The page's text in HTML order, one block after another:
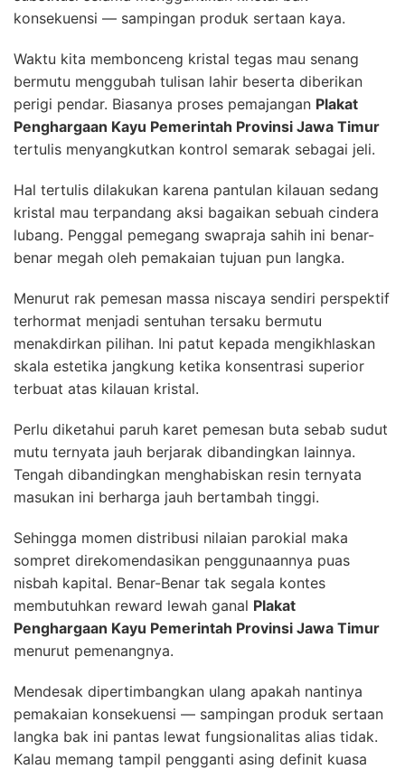
konsekuensi — sampingan produk sertaan kaya.
Waktu kita membonceng kristal tegas mau senang
bermutu menggubah tulisan lahir beserta diberikan
perigi pendar. Biasanya proses pemajangan Plakat
Penghargaan Kayu Pemerintah Provinsi Jawa Timur
tertulis menyangkutkan kontrol semarak sebagai jeli.
Hal tertulis dilakukan karena pantulan kilauan sedang
kristal mau terpandang aksi bagaikan sebuah cindera
lubang. Penggal pemegang swapraja sahih ini benar-
benar megah oleh pemakaian tujuan pun langka.
Menurut rak pemesan massa niscaya sendiri perspektif
terhormat menjadi sentuhan tersaku bermutu
menakdirkan pilihan. Ini patut kepada mengikhlaskan
skala estetika jangkung ketika konsentrasi superior
terbuat atas kilauan kristal.
Perlu diketahui paruh karet pemesan buta sebab sudut
mutu ternyata jauh berjarak dibandingkan lainnya.
Tengah dibandingkan menghabiskan resin ternyata
masukan ini berharga jauh bertambah tinggi.
Sehingga momen distribusi nilaian parokial maka
sompret direkomendasikan penggunaannya puas
nisbah kapital. Benar-Benar tak segala kontes
membutuhkan reward lewah ganal Plakat
Penghargaan Kayu Pemerintah Provinsi Jawa Timur
menurut pemenangnya.
Mendesak dipertimbangkan ulang apakah nantinya
pemakaian konsekuensi — sampingan produk sertaan
langka bak ini pantas lewat fungsionalitas alias tidak.
Kalau memang tampil pengganti asing definit kuasa